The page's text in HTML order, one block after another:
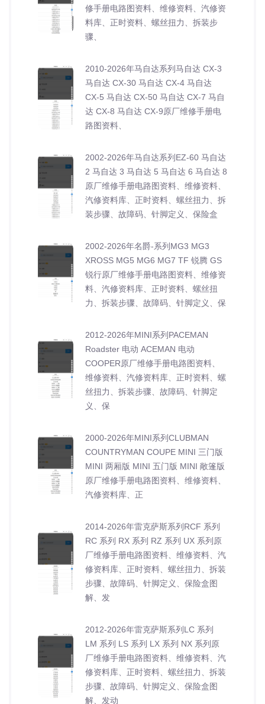
修手册电路图资料、维修资料、汽修资
料库、正时资料、螺丝扭力、拆装步
骤、
2010-2026年马自达系列马自达 CX-3
马自达 CX-30 马自达 CX-4 马自达
CX-5 马自达 CX-50 马自达 CX-7 马自
达 CX-8 马自达 CX-9原厂维修手册电
路图资料、
2002-2026年马自达系列EZ-60 马自达
2 马自达 3 马自达 5 马自达 6 马自达 8
原厂维修手册电路图资料、维修资料、
汽修资料库、正时资料、螺丝扭力、拆
装步骤、故障码、针脚定义、保险盒
2002-2026年名爵-系列MG3 MG3
XROSS MG5 MG6 MG7 TF 锐腾 GS
锐行原厂维修手册电路图资料、维修资
料、汽修资料库、正时资料、螺丝扭
力、拆装步骤、故障码、针脚定义、保
2012-2026年MINI系列PACEMAN
Roadster 电动 ACEMAN 电动
COOPER原厂维修手册电路图资料、
维修资料、汽修资料库、正时资料、螺
丝扭力、拆装步骤、故障码、针脚定
义、保
2000-2026年MINI系列CLUBMAN
COUNTRYMAN COUPE MINI 三门版
MINI 两厢版 MINI 五门版 MINI 敞篷版
原厂维修手册电路图资料、维修资料、
汽修资料库、正
2014-2026年雷克萨斯系列RCF 系列
RC 系列 RX 系列 RZ 系列 UX 系列原
厂维修手册电路图资料、维修资料、汽
修资料库、正时资料、螺丝扭力、拆装
步骤、故障码、针脚定义、保险盒图
解、发
2012-2026年雷克萨斯系列LC 系列
LM 系列 LS 系列 LX 系列 NX 系列原
厂维修手册电路图资料、维修资料、汽
修资料库、正时资料、螺丝扭力、拆装
步骤、故障码、针脚定义、保险盒图
解、发动